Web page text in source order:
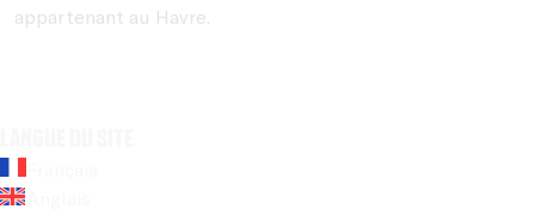
appartenant au Havre.